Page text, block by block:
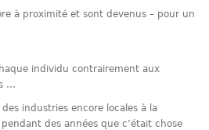
à proximité et sont devenus – pour un
individu contrairement aux
…
industries encore locales à la
des années que c’était chose